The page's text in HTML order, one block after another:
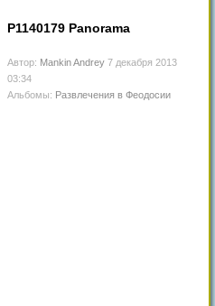
P1140179 Panorama
Автор: Mankin Andrey 7 декабря 2013
03:34
Альбомы: Развлечения в Феодосии